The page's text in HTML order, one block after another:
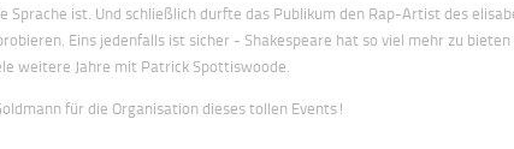
Sprache ist. Und schließlich durfte das Publikum den Rap-Artist des
Eins jedenfalls ist sicher - Shakespeare hat so viel mehr zu
weitere Jahre mit Patrick Spottiswoode.
für die Organisation dieses tollen Events!